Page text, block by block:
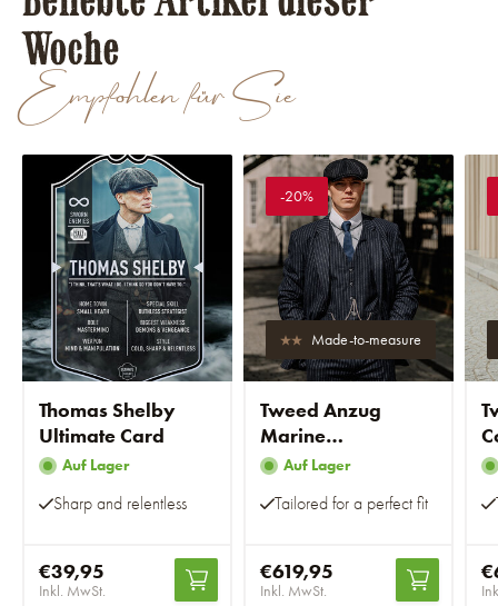
Woche
Empfohlen für Sie
Thomas Shelby
Ultimate Card
Auf Lager
Sharp and relentless
€39,95
Inkl. MwSt.
-20%
Made-to-measure
Tweed Anzug
Marine
Kreidegestreift
Auf Lager
Tailored for a perfect fit
€619,95
Inkl. MwSt.